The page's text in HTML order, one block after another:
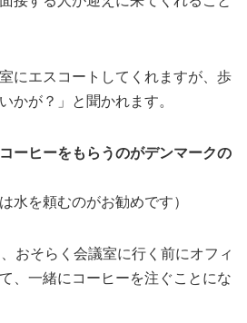
にエスコートしてくれますが、歩
かが？」と聞かれます。
ーヒーをもらうのがデンマークの
水を頼むのがお勧めです）
おそらく会議室に行く前にオフィ
、一緒にコーヒーを注ぐことにな